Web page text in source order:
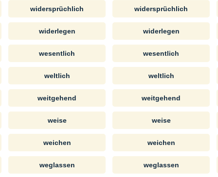
widersprüchlich
widerlegen
wesentlich
weltlich
weitgehend
weise
weichen
weglassen
widersprüchlich
widerlegen
wesentlich
weltlich
weitgehend
weise
weichen
weglassen